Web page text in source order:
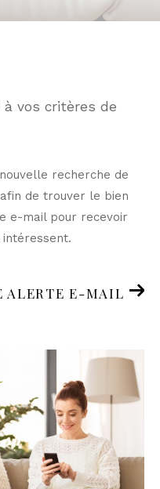
vos critères de
recherche de
de trouver le bien
e-mail pour recevoir
ALERTE E-MAIL